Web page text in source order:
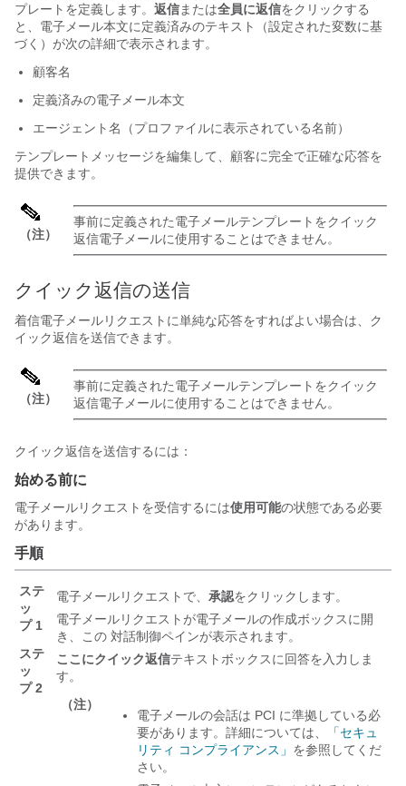
プレートを定義します。 返信または全員に返信をクリックする
と、電子メール本文に定義済みのテキスト（設定された変数に基
づく）が次の詳細で表示されます。
顧客名
定義済みの電子メール本文
エージェント名（プロファイルに表示されている名前）
テンプレートメッセージを編集して、顧客に完全で正確な応答を
提供できます。
（注）
事前に定義された電子メールテンプレートをクイック
返信電子メールに使用することはできません。
クイック返信の送信
着信電子メールリクエストに単純な応答をすればよい場合は、ク
イック返信を送信できます。
（注）
事前に定義された電子メールテンプレートをクイック
返信電子メールに使用することはできません。
クイック返信を送信するには：
始める前に
電子メールリクエストを受信するには使用可能の状態である必要
があります。
手順
ステ
ッ
プ 1
電子メールリクエストで、 承認をクリックします。
電子メールリクエストが電子メールの作成ボックスに開
き、この 対話制御ペインが表示されます。
ステ
ッ
プ 2
ここにクイック返信テキストボックスに回答を入力しま
す。
（注）
電子メールの会話は PCI に準拠している必
要があります。詳細については、
「セキュ
リティ コンプライアンス」 を参照してくだ
さい。